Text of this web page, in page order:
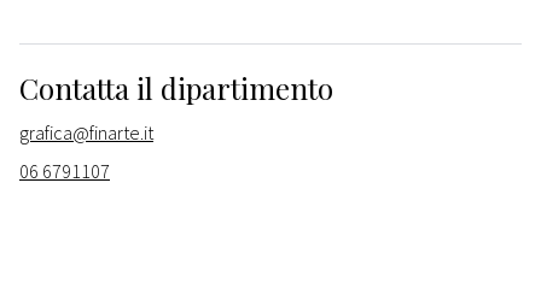
Contatta il dipartimento
grafica@finarte.it
06 6791107